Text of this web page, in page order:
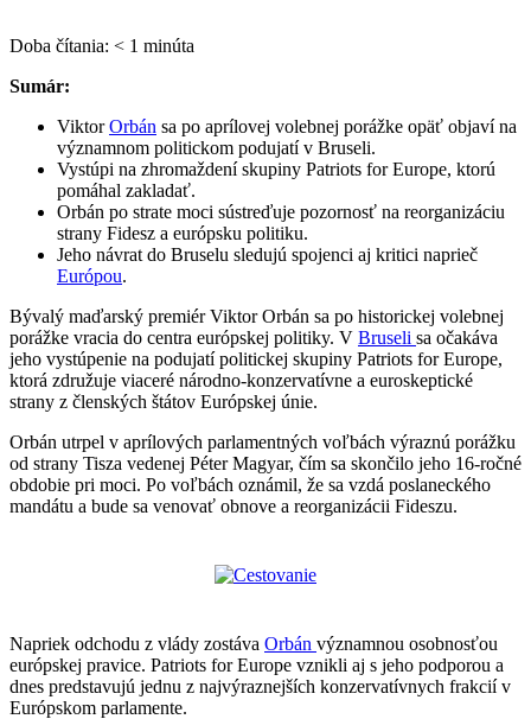
Doba čítania: < 1 minúta
Sumár:
ViktorOrbán sa po aprílovej volebnej porážke opäť objaví na
významnom politickom podujatí v Bruseli.
Vystúpi na zhromaždení skupiny Patriots for Europe, ktorú
pomáhal zakladať.
Orbán po strate moci sústreďuje pozornosť na reorganizáciu
strany Fidesz a európsku politiku.
Jeho návrat do Bruselu sledujú spojenci aj kritici naprieč
Európou.
Bývalý maďarský premiér Viktor Orbán sa po historickej volebnej
porážke vracia do centra európskej politiky. V Bruseli sa očakáva
jeho vystúpenie na podujatí politickej skupiny Patriots for Europe,
ktorá združuje viaceré národno-konzervatívne a euroskeptické
strany z členských štátov Európskej únie.
Orbán utrpel v aprílových parlamentných voľbách výraznú porážku
od strany Tisza vedenej Péter Magyar, čím sa skončilo jeho 16-ročné
obdobie pri moci. Po voľbách oznámil, že sa vzdá poslaneckého
mandátu a bude sa venovať obnove a reorganizácii Fideszu.
Napriek odchodu z vlády zostáva Orbán významnou osobnosťou
európskej pravice. Patriots for Europe vznikli aj s jeho podporou a
dnes predstavujú jednu z najvýraznejších konzervatívnych frakcií v
Európskom parlamente.